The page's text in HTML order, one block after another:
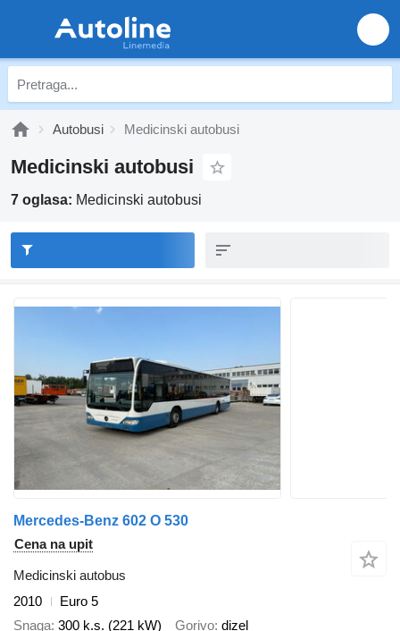
Autobusi Medicinski autobusi
Medicinski autobusi
7 oglasa: Medicinski autobusi
Mercedes-Benz 602 O 530
Cena na upit
Medicinski autobus
2010
Euro 5
Snaga 300 k.s. (221 kW) Gorivo dizel